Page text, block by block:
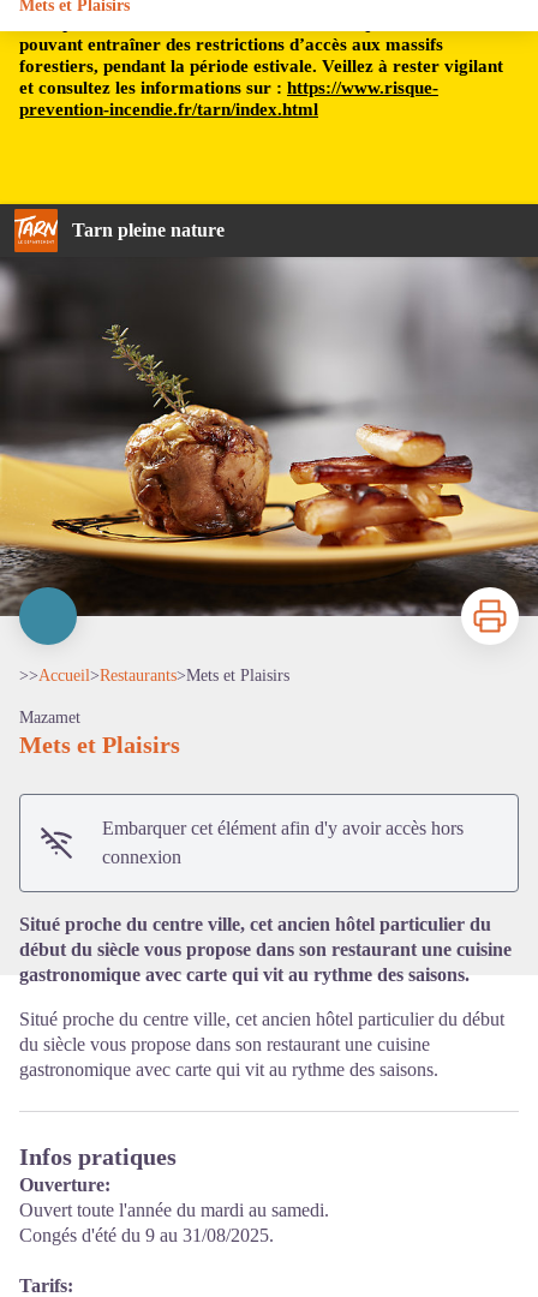
pouvant entraîner des restrictions d’accès aux massifs
forestiers, pendant la période estivale. Veillez à rester vigilant
et consultez les informations sur : https://www.risque-
prevention-incendie.fr/tarn/index.html
Tarn pleine nature
Mets et Plaisirs
Imprimer
>>Accueil>Restaurants>Mets et Plaisirs
Mazamet
Mets et Plaisirs
Embarquer cet élément afin d'y avoir accès hors
connexion
Situé proche du centre ville, cet ancien hôtel particulier du
début du siècle vous propose dans son restaurant une cuisine
gastronomique avec carte qui vit au rythme des saisons.
Situé proche du centre ville, cet ancien hôtel particulier du début
du siècle vous propose dans son restaurant une cuisine
gastronomique avec carte qui vit au rythme des saisons.
Infos pratiques
Ouverture:
Ouvert toute l'année du mardi au samedi.
Congés d'été du 9 au 31/08/2025.
Tarifs: